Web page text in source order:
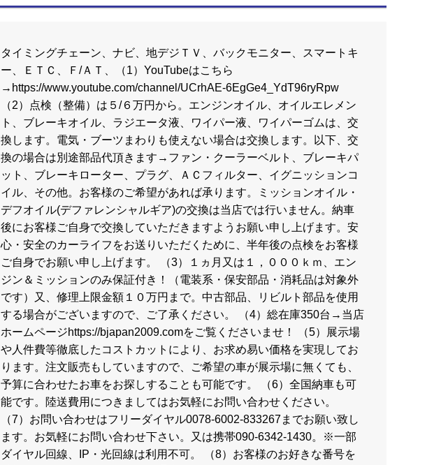
タイミングチェーン、ナビ、地デジＴＶ、バックモニター、スマートキ
ー、ＥＴＣ、Ｆ/ＡＴ、（1）YouTubeはこちら
→https://www.youtube.com/channel/UCrhAE-6EgGe4_YdT96ryRpw
（2）点検（整備）は５/６万円から。エンジンオイル、オイルエレメン
ト、ブレーキオイル、ラジエータ液、ワイパー液、ワイパーゴムは、交
換します。電気・ブーツまわりも使えない場合は交換します。以下、交
換の場合は別途部品代頂きます→ファン・クーラーベルト、ブレーキパ
ット、ブレーキローター、プラグ、ＡＣフィルター、イグニッションコ
イル、その他。お客様のご希望があれば承ります。ミッションオイル・
デフオイル(デファレンシャルギア)の交換は当店では行いません。納車
後にお客様ご自身で交換していただきますようお願い申し上げます。安
心・安全のカーライフをお送りいただくために、半年後の点検をお客様
ご自身でお願い申し上げます。 （3）１ヵ月又は１，０００ｋｍ、エン
ジン＆ミッションのみ保証付き！（電装系・保安部品・消耗品は対象外
です）又、修理上限金額１０万円まで。中古部品、リビルト部品を使用
する場合がございますので、ご了承ください。 （4）総在庫350台→当店
ホームページhttps://bjapan2009.comをご覧くださいませ！ （5）展示場
や人件費等徹底したコストカットにより、お求め易い価格を実現してお
ります。注文販売もしていますので、ご希望の車が展示場に無くても、
予算に合わせたお車をお探しすることも可能です。 （6）全国納車も可
能です。陸送費用につきましてはお気軽にお問い合わせください。
（7）お問い合わせはフリーダイヤル0078-6002-833267までお願い致し
ます。お気軽にお問い合わせ下さい。又は携帯090-6342-1430。※一部
ダイヤル回線、IP・光回線は利用不可。 （8）お客様のお好きな番号を